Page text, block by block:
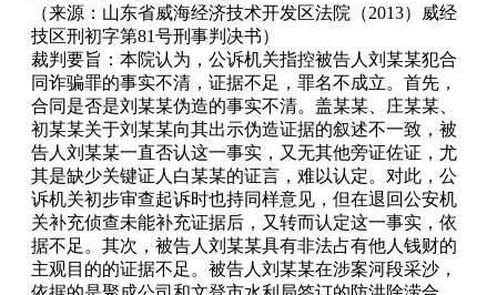
（来源：山东省威海经济技术开发区法院（2013）威经
技区刑初字第81号刑事判决书）
裁判要旨：本院认为，公诉机关指控被告人刘某某犯合
同诈骗罪的事实不清，证据不足，罪名不成立。首先，
合同是否是刘某某伪造的事实不清。盖某某、庄某某、
初某某关于刘某某向其出示伪造证据的叙述不一致，被
告人刘某某一直否认这一事实，又无其他旁证佐证，尤
其是缺少关键证人白某某的证言，难以认定。对此，公
诉机关初步审查起诉时也持同样意见，但在退回公安机
关补充侦查未能补充证据后，又转而认定这一事实，依
据不足。其次，被告人刘某某具有非法占有他人钱财的
主观目的的证据不足。被告人刘某某在涉案河段采沙，